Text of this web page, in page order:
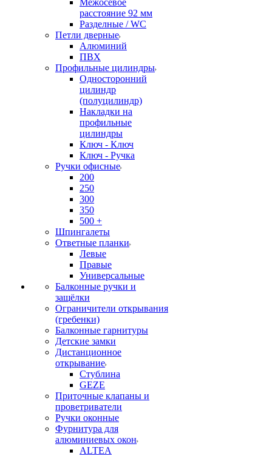
Межосевое
расстояние 92 мм
Разделные / WC
Петли дверные
Алюминий
ПВХ
Профильные цилиндры
Односторонний
цилиндр
(полуцилиндр)
Накладки на
профильные
цилиндры
Ключ - Ключ
Ключ - Ручка
Ручки офисные
200
250
300
350
500 +
Шпингалеты
Ответные планки
Левые
Правые
Универсальные
Балконные ручки и
защёлки
Ограничители открывания
(гребенки)
Балконные гарнитуры
Детские замки
Дистанционное
открывание
Стублина
GEZE
Приточные клапаны и
проветриватели
Ручки оконные
Фурнитура для
алюминиевых окон
ALTEA